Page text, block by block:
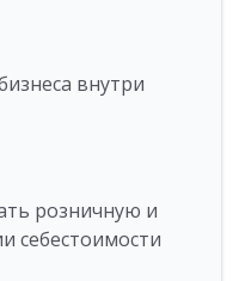
внутри
розничную и
себестоимости